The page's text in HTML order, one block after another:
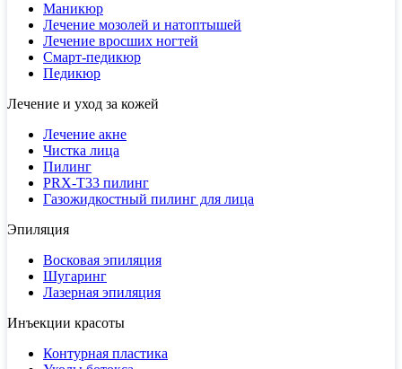
Маникюр
Лечение мозолей и натоптышей
Лечение вросших ногтей
Смарт-педикюр
Педикюр
Лечение и уход за кожей
Лечение акне
Чистка лица
Пилинг
PRX-T33 пилинг
Газожидкостный пилинг для лица
Эпиляция
Восковая эпиляция
Шугаринг
Лазерная эпиляция
Инъекции красоты
Контурная пластика